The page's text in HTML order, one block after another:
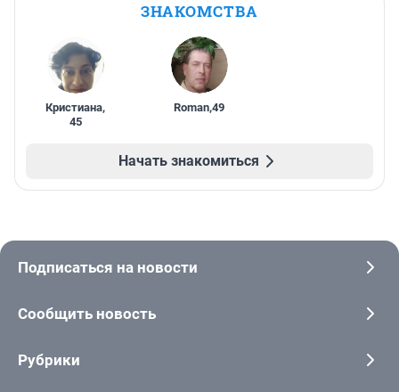
ЗНАКОМСТВА
Кристиана,
45
Roman,49
Начать знакомиться
Подписаться на новости
Сообщить новость
Рубрики